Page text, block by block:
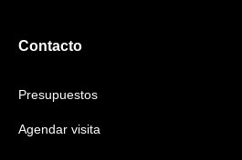
Contacto
Presupuestos
Agendar visita